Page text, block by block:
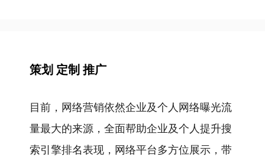
策划 定制 推广
目前，网络营销依然企业及个人网络曝光流
量最大的来源，全面帮助企业及个人提升搜
索引擎排名表现，网络平台多方位展示，带